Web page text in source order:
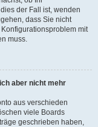
der Fall ist, wenden
dass Sie nicht
mit
muss.
aber nicht mehr
aus verschieden
viele Boards
geschrieben haben,